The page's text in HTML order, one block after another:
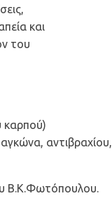
και
του
καρπού)
αντιβραχίου,
Β.Κ.Φωτόπουλου.